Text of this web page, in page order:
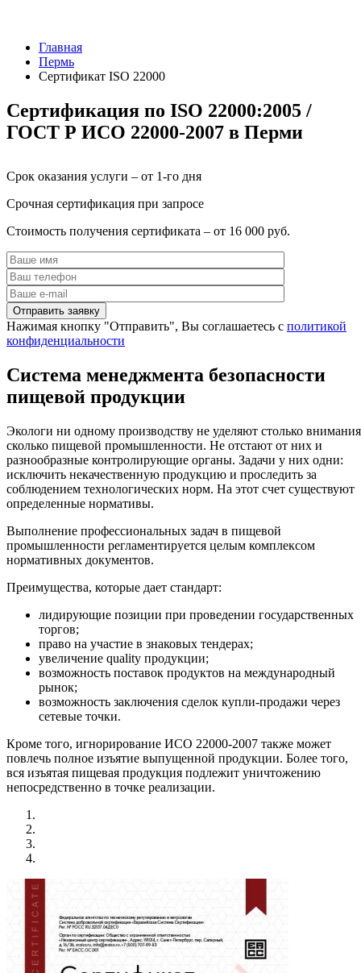
Главная
Пермь
Сертификат ISO 22000
Сертификация по ISO 22000:2005 /
ГОСТ Р ИСО 22000-2007 в Перми
Срок оказания услуги – от 1-го дня
Срочная сертификация при запросе
Стоимость получения сертификата – от 16 000 руб.
Нажимая кнопку "Отправить", Вы соглашаетесь с политикой
конфиденциальности
Система менеджмента безопасности
пищевой продукции
Экологи ни одному производству не уделяют столько
сколько пищевой промышленности. Не отстают от них и
разнообразные контролирующие органы. Задачи у них одни:
исключить некачественную продукцию и проследить за
соблюдением технологических норм. На этот счет существуют
определенные нормативы.
Выполнение профессиональных задач в пищевой
промышленности регламентируется целым комплексом
нормативных документов.
Преимущества, которые дает стандарт:
лидирующие позиции при проведении государственных
торгов;
право на участие в знаковых тендерах;
увеличение quality продукции;
возможность поставок продуктов на международный
рынок;
возможность заключения сделок купли-продажи через
сетевые точки.
Кроме того, игнорирование ИСО 22000-2007 также может
повлечь полное изъятие выпущенной продукции. Более того,
вся изъятая пищевая продукция подлежит уничтожению
непосредственно в точке реализации.